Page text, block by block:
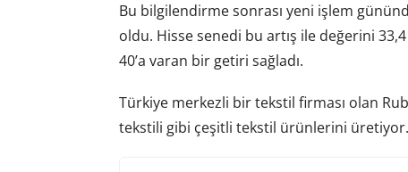
Bu bilgilendirme sonrası yeni işlem
oldu. Hisse senedi bu artış ile değerini 33,4
40’a varan bir getiri sağladı.
Türkiye merkezli bir tekstil firması olan
tekstili gibi çeşitli tekstil ürünlerini üretiyor.